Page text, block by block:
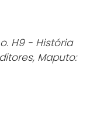
H9 - História
Maputo: